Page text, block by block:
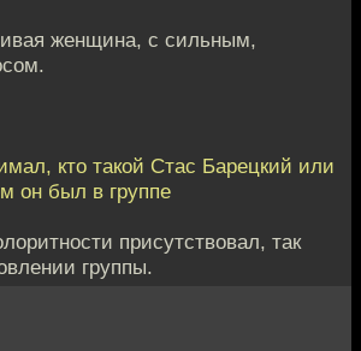
женщина, с сильным,
кто такой Стас Барецкий или
он был в группе
присутствовал, так
группы.